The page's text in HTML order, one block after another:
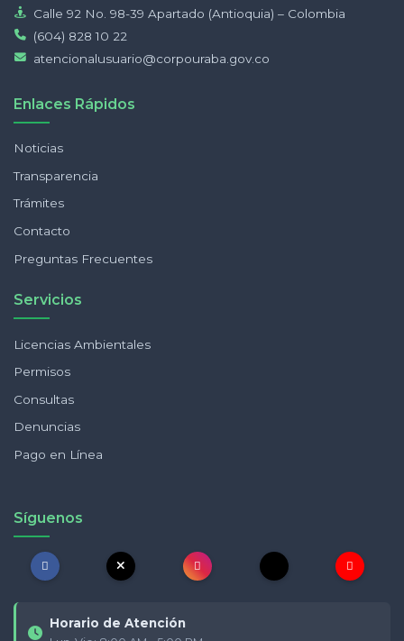
Calle 92 No. 98-39 Apartado (Antioquia) – Colombia
(604) 828 10 22
atencionalusuario@corpouraba.gov.co
Enlaces Rápidos
Noticias
Transparencia
Trámites
Contacto
Preguntas Frecuentes
Servicios
Licencias Ambientales
Permisos
Consultas
Denuncias
Pago en Línea
Síguenos
Horario de Atención